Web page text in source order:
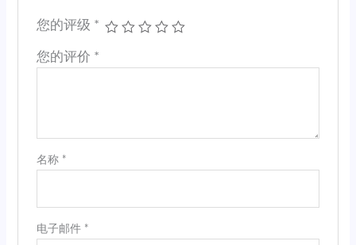
您的评级 *
您的评价 *
名称 *
电子邮件 *